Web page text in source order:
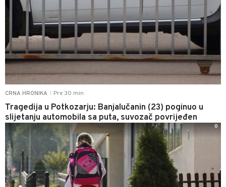
CRNA HRONIKA Pre 30 min
Tragedija u Potkozarju: Banjalučanin (23) poginuo u
slijetanju automobila sa puta, suvozač povrijeđen
0